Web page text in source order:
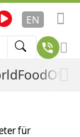
EN
Food
für